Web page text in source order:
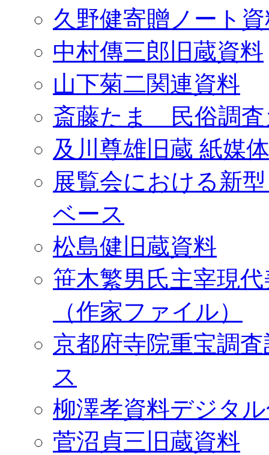
久野健寄贈ノート
中村傳三郎旧蔵資料
山下菊二関連資料
斎藤たま 民俗調査
及川尊雄旧蔵 紙媒
展覧会における新
ベース
松島健旧蔵資料
笹木繁男氏主宰現
（作家ファイル）
京都府寺院重宝調
ス
柳澤孝資料デジタ
菅沼貞三旧蔵資料